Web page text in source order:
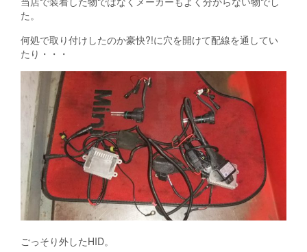
た。
何処で取り付けしたのか豪快?!に穴を開けて配線を通してい
たり・・・
ごっそり外したHID。